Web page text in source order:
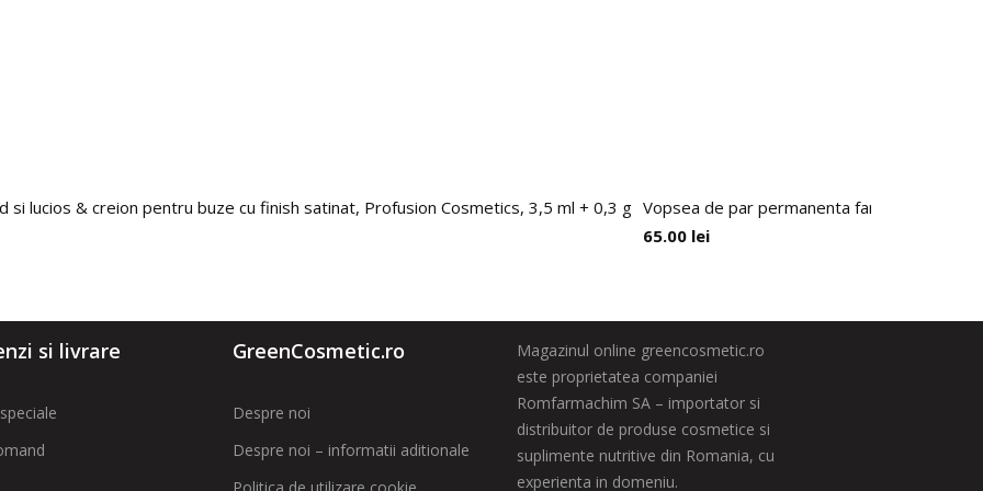
si lucios & creion pentru buze cu finish satinat, Profusion Cosmetics, 3,5 ml + 0,3 g Vopsea de par permanenta fara amoniac pe
65.00 lei
si livrare GreenCosmetic.ro
Despre noi
Despre noi – informatii aditionale
Magazinul online greencosmetic.ro
este proprietatea companiei
Romfarmachim SA – importator si
distribuitor de produse cosmetice si
suplimente nutritive din Romania, cu
experienta in domeniu.